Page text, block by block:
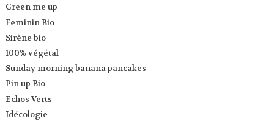
Green me up
Feminin Bio
Sirène bio
100% végétal
Sunday morning banana pancakes
Pin up Bio
Echos Verts
Idécologie